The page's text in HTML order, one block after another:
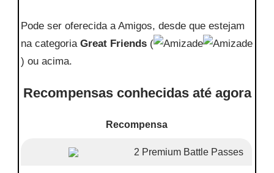
Pode ser oferecida a Amigos, desde que estejam
na categoriaGreat Friends (
) ou acima.
Recompensas conhecidas até agora
Recompensa
2 Premium Battle Passes